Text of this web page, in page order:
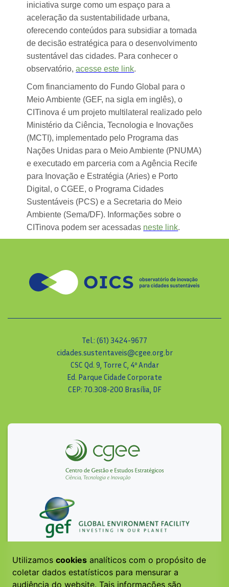
iniciativa surge como um espaço para a
aceleração da sustentabilidade urbana,
oferecendo conteúdos para subsidiar a tomada
de decisão estratégica para o desenvolvimento
sustentável das cidades. Para conhecer o
observatório,acesse este link.
Com financiamento do Fundo Global para o
Meio Ambiente (GEF, na sigla em inglês), o
CITinova é um projeto multilateral realizado pelo
Ministério da Ciência, Tecnologia e Inovações
(MCTI), implementado pelo Programa das
Nações Unidas para o Meio Ambiente (PNUMA)
e executado em parceria com a Agência Recife
para Inovação e Estratégia (Aries) e Porto
Digital, o CGEE, o Programa Cidades
Sustentáveis (PCS) e a Secretaria do Meio
Ambiente (Sema/DF). Informações sobre o
CITinova podem ser acessadas neste link.
Tel.: (61) 3424-9677
cidades.sustentaveis@cgee.org.br
CSC Qd. 9, Torre C, 4º Andar
Ed. Parque Cidade Corporate
CEP: 70.308-200 Brasília, DF
Utilizamos cookies analíticos com o propósito de
coletar dados estatísticos para mensurar a
audiência do website. Tais informações são